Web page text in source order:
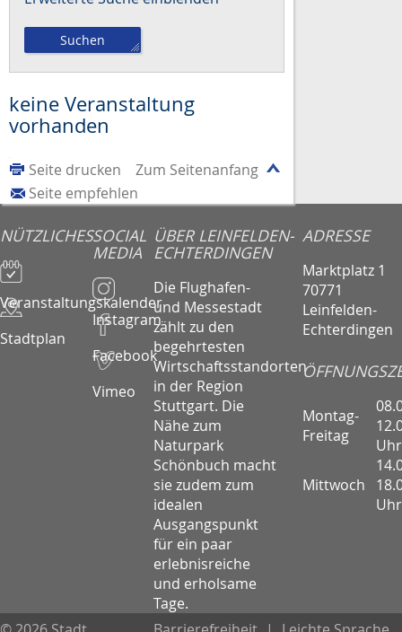
keine Veranstaltung
vorhanden
Zum Seitenanfang
Seite drucken
Seite empfehlen
NÜTZLICHES
Veranstaltungskalender
Stadtplan
SOCIAL
MEDIA
Instagram
Facebook
Vimeo
ÜBER LEINFELDEN-
ECHTERDINGEN
Die Flughafen-
und Messestadt
zählt zu den
begehrtesten
Wirtschaftsstandorten
in der Region
Stuttgart. Die
Nähe zum
Naturpark
Schönbuch macht
sie zudem zum
idealen
Ausgangspunkt
für ein paar
erlebnisreiche
und erholsame
Tage.
ADRESSE
Marktplatz 1
70771
Leinfelden-
Echterdingen
Montag-
Freitag
Uhr
Mittwoch
Uhr